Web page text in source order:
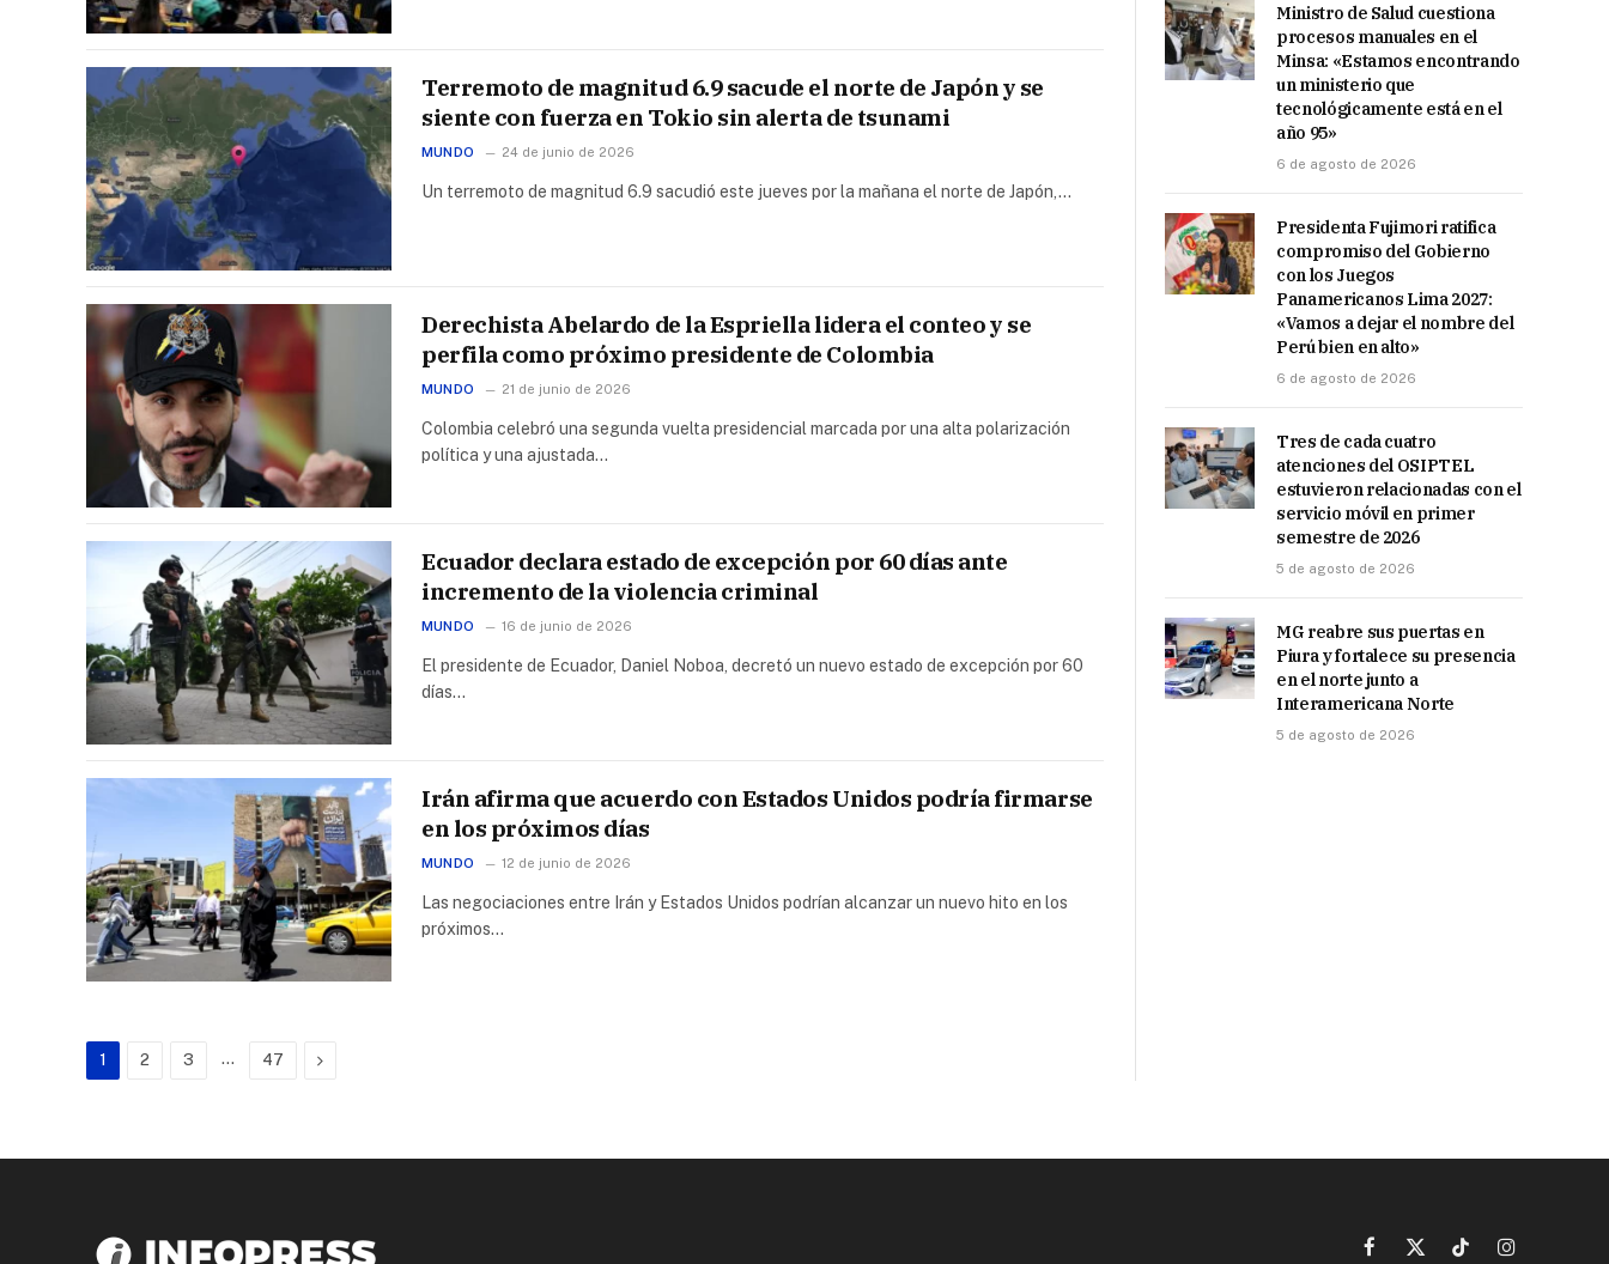
Terremoto de magnitud 6.9 sacude el norte de Japón y se
siente con fuerza en Tokio sin alerta de tsunami
MUNDO 24 de junio de 2026
Un terremoto de magnitud 6.9 sacudió este jueves por la mañana el norte de Japón,…
Derechista Abelardo de la Espriella lidera el conteo y se
perfila como próximo presidente de Colombia
MUNDO 21 de junio de 2026
Colombia celebró una segunda vuelta presidencial marcada por una alta polarización
política y una ajustada…
Ecuador declara estado de excepción por 60 días ante
incremento de la violencia criminal
MUNDO 16 de junio de 2026
El presidente de Ecuador, Daniel Noboa, decretó un nuevo estado de excepción por 60
días…
Irán afirma que acuerdo con Estados Unidos podría firmarse
en los próximos días
MUNDO 12 de junio de 2026
Las negociaciones entre Irán y Estados Unidos podrían alcanzar un nuevo hito en los
próximos…
1 2 3 … 47 Next
Ministro de Salud cuestiona
procesos manuales en el
Minsa: «Estamos encontrando
un ministerio que
tecnológicamente está en el
año 95»
6 de agosto de 2026
Presidenta Fujimori ratifica
compromiso del Gobierno
con los Juegos
Panamericanos Lima 2027:
«Vamos a dejar el nombre del
Perú bien en alto»
6 de agosto de 2026
Tres de cada cuatro
atenciones del OSIPTEL
estuvieron relacionadas con el
servicio móvil en primer
semestre de 2026
5 de agosto de 2026
MG reabre sus puertas en
Piura y fortalece su presencia
en el norte junto a
Interamericana Norte
5 de agosto de 2026
Facebook
X
TikTokInstagram